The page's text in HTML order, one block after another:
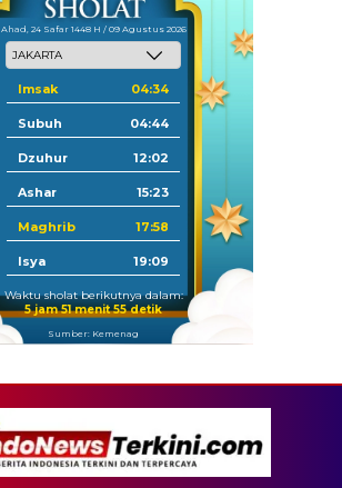
Ahad, 24 Safar 1448 H / 09 Agustus 2026
Imsak 04:34
Subuh 04:44
Dzuhur 12:02
Ashar 15:23
Maghrib 17:58
Isya 19:09
Waktu sholat berikutnya dalam:
5 jam 51 menit 54 detik
Sumber: Kemenag